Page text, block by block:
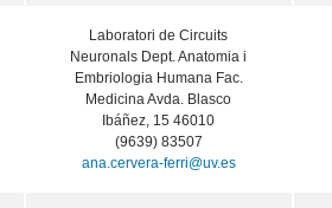
Laboratori de Circuits
Neuronals Dept. Anatomia i
Embriologia Humana Fac.
Medicina Avda. Blasco
Ibáñez, 15 46010
(9639) 83507
ana.cervera-ferri@uv.es